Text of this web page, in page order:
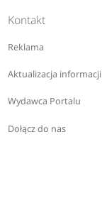
Kontakt
Reklama
Aktualizacja informacji
Wydawca Portalu
Dołącz do nas